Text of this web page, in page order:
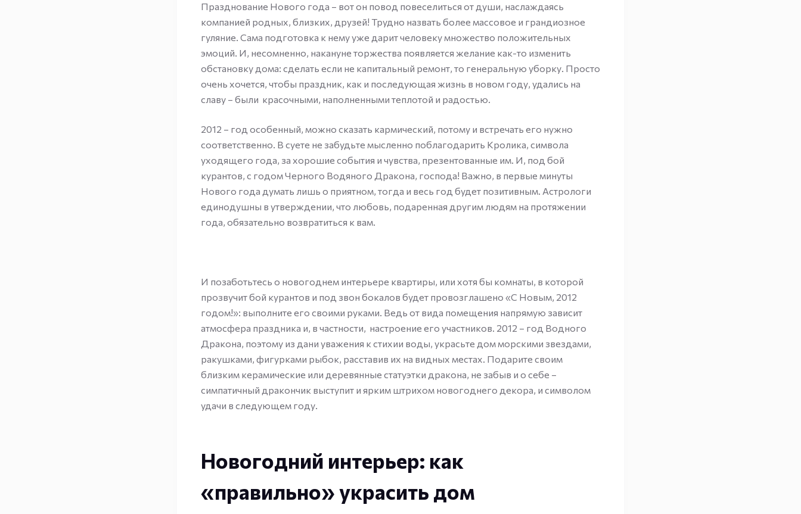
Празднование Нового года – вот он повод повеселиться от души, наслаждаясь
компанией родных, близких, друзей! Трудно назвать более массовое и грандиозное
гуляние. Сама подготовка к нему уже дарит человеку множество положительных
эмоций. И, несомненно, накануне торжества появляется желание как-то изменить
обстановку дома: сделать если не капитальный ремонт, то генеральную уборку. Просто
очень хочется, чтобы праздник, как и последующая жизнь в новом году, удались на
славу – были красочными, наполненными теплотой и радостью.
2012 – год особенный, можно сказать кармический, потому и встречать его нужно
соответственно. В суете не забудьте мысленно поблагодарить Кролика, символа
уходящего года, за хорошие события и чувства, презентованные им. И, под бой
курантов, с годом Черного Водяного Дракона, господа! Важно, в первые минуты
Нового года думать лишь о приятном, тогда и весь год будет позитивным. Астрологи
единодушны в утверждении, что любовь, подаренная другим людям на протяжении
года, обязательно возвратиться к вам.
И позаботьтесь о новогоднем интерьере квартиры, или хотя бы комнаты, в которой
прозвучит бой курантов и под звон бокалов будет провозглашено «С Новым, 2012
годом!»: выполните его своими руками. Ведь от вида помещения напрямую зависит
атмосфера праздника и, в частности, настроение его участников. 2012 – год Водного
Дракона, поэтому из дани уважения к стихии воды, украсьте дом морскими звездами,
ракушками, фигурками рыбок, расставив их на видных местах. Подарите своим
близким керамические или деревянные статуэтки дракона, не забыв и о себе –
симпатичный дракончик выступит и ярким штрихом новогоднего декора, и символом
удачи в следующем году.
Новогодний интерьер: как
«правильно» украсить дом